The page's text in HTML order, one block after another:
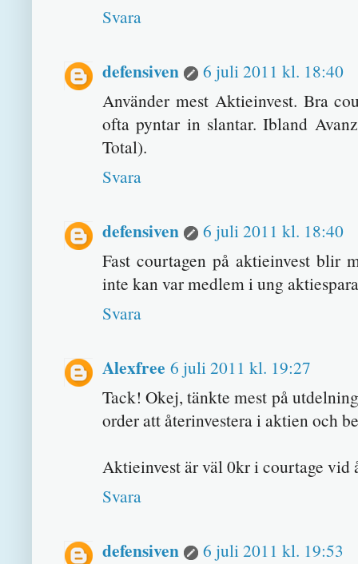
Svara
defensiven
6 juli 2011 kl. 18:40
Använder mest Aktieinvest. Bra
ofta pyntar in slantar. Ibland
Total).
Svara
defensiven
6 juli 2011 kl. 18:40
Fast courtagen på aktieinvest blir
inte kan var medlem i ung
Svara
Alexfree 6 juli 2011 kl. 19:27
Tack! Okej, tänkte mest på
order att återinvestera i aktien och
Aktieinvest är väl 0kr i courtage vid
Svara
defensiven
6 juli 2011 kl. 19:53